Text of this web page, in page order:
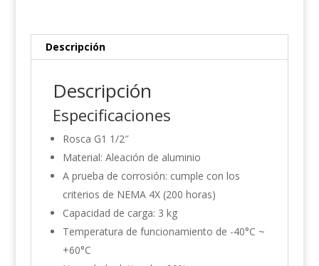
Descripción
Descripción
Especificaciones
Rosca G1 1/2″
Material: Aleación de aluminio
A prueba de corrosión: cumple con los
criterios de NEMA 4X (200 horas)
Capacidad de carga: 3 kg
Temperatura de funcionamiento de -40°C ~
+60°C